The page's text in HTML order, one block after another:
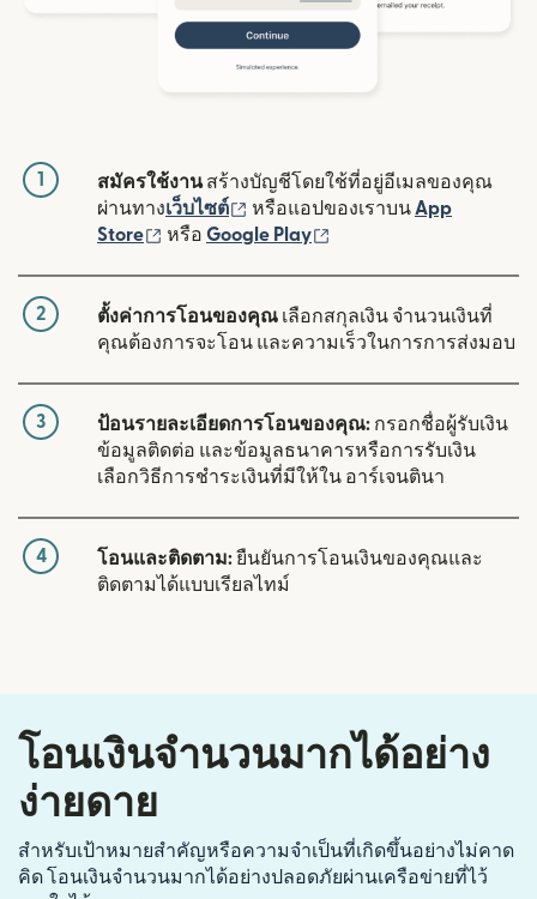
1 สมัครใช้งานสร้างบัญชีโดยใช้ที่อยู่อีเมลของคุณ
ผ่านทางเว็บไซต์ (เปิดในหน้าต่างใหม่)
หรือแอปของเราบน App
Store
(เปิดในหน้าต่างใหม่)
หรือ Google Play
2 ตั้งค่าการโอนของคุณ เลือกสกุลเงิน จำนวนเงินที่
คุณต้องการจะโอน และความเร็วในการการส่งมอบ
3 ป้อนรายละเอียดการโอนของคุณ: กรอกชื่อผู้รับเงิน
ข้อมูลติดต่อ และข้อมูลธนาคารหรือการรับเงิน
เลือกวิธีการชำระเงินที่มีให้ใน อาร์เจนตินา
4 โอนและติดตาม:ยืนยันการโอนเงินของคุณและ
ติดตามได้แบบเรียลไทม์
โอนเงินจำนวนมากได้อย่าง
ง่ายดาย
สำหรับเป้าหมายสำคัญหรือความจำเป็นที่เกิดขึ้นอย่างไม่คาด
คิด โอนเงินจำนวนมากได้อย่างปลอดภัยผ่านเครือข่ายที่ไว้